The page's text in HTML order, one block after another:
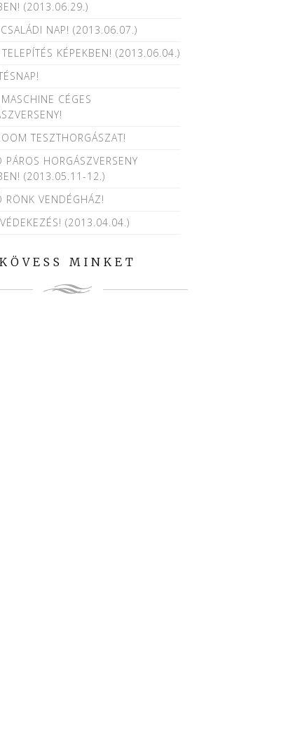
(2013.06.29.)
CSALÁDI NAP! (2013.06.07.)
TELEPÍTÉS KÉPEKBEN! (2013.06.04.)
CÉGES
TESZTHORGÁSZAT!
PÁROS HORGÁSZVERSENY
(2013.05.11-12.)
RÖNK VENDÉGHÁZ!
(2013.04.04.)
KÖVESS MINKET